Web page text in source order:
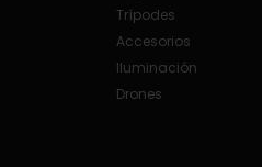
Trípodes
Accesorios
Iluminación
Drones